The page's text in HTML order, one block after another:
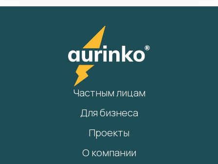
Частным лицам
Для бизнеса
Проекты
О компании